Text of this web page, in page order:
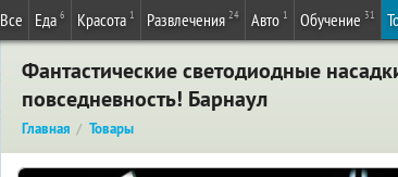
Все Еда 6 Красота 1 Развлечения 24 Авто 1 Обучение 31
Фантастические светодиодные
повседневность! Барнаул
Главная Товары